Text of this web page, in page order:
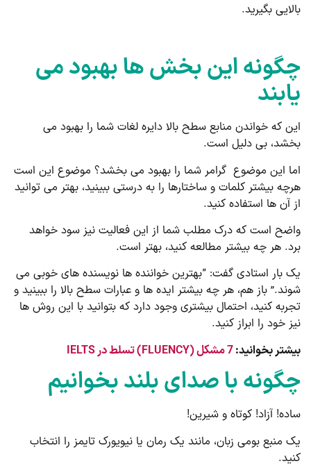
بالایی بگیرید.
چگونه این بخش ها بهبود می
یابند
این که خواندن منابع سطح بالا دایره لغات شما را بهبود می
بخشد، بی دلیل است.
اما این موضوع گرامر شما را بهبود می بخشد؟ موضوع این است
هرچه بیشتر کلمات و ساختارها را به درستی ببینید، بهتر می توانید
از آن ها استفاده کنید.
واضح است که درک مطلب شما از این فعالیت نیز سود خواهد
برد. هر چه بیشتر مطالعه کنید، بهتر است.
یک بار استادی گفت: “بهترین خواننده ها نویسنده های خوبی می
شوند.” باز هم، هر چه بیشتر ایده ها و عبارات سطح بالا را ببینید و
تجربه کنید، احتمال بیشتری وجود دارد که بتوانید با این روش ها
نیز خود را ابراز کنید.
بیشتر بخوانید:7 مشکل (FLUENCY) تسلط در IELTS
چگونه با صدای بلند بخوانیم
ساده! آزاد! کوتاه و شیرین!
یک منبع بومی زبان، مانند یک رمان یا نیویورک تایمز را انتخاب
کنید.